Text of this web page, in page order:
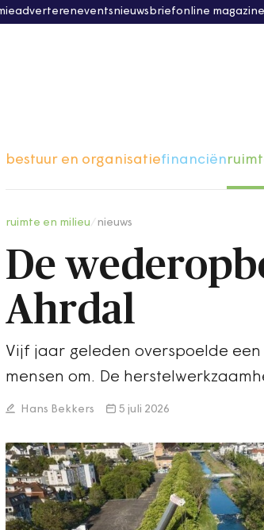
advertereneventsnieuwsbriefonline magazine
bestuur en organisatiefinanciën
ruimte en milieu nieuws
De
Ahrdal
Vijf jaar geleden overspoelde
mensen om. De
Hans Bekkers 5 juli 2026